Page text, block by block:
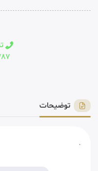
توضیحات
.